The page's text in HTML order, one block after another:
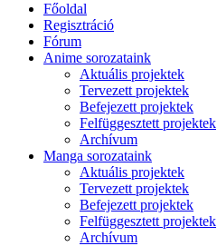
Főoldal
Regisztráció
Fórum
Anime sorozataink
Aktuális projektek
Tervezett projektek
Befejezett projektek
Felfüggesztett projektek
Archívum
Manga sorozataink
Aktuális projektek
Tervezett projektek
Befejezett projektek
Felfüggesztett projektek
Archívum